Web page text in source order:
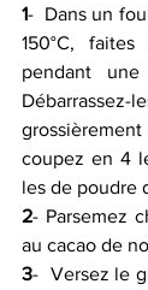
1-  Dans un
150°C,
pendant
Débarrassez-
coupez en 4
les de poudre
2- Parsemez
au cacao de
3-  Versez le